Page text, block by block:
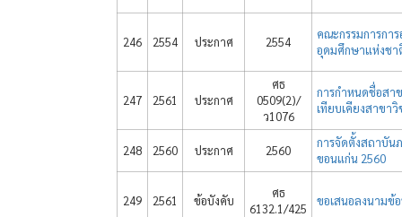
246 2554 ประกาศ 2554
คณะกรรมการกา
อุดมศึกษาแห่งช
247 2561 ประกาศ
ศธ
0509(2)/
ว1076
การกำหนดชื่อสา
เทียบเคียงสาขา
248 2560 ประกาศ 2560
การจัดตั้งสถาบัน
ขอนแก่น 2560
249 2561 ข้อบังคับ
ศธ
6132.1/425
ขอเสนอลงนามข้